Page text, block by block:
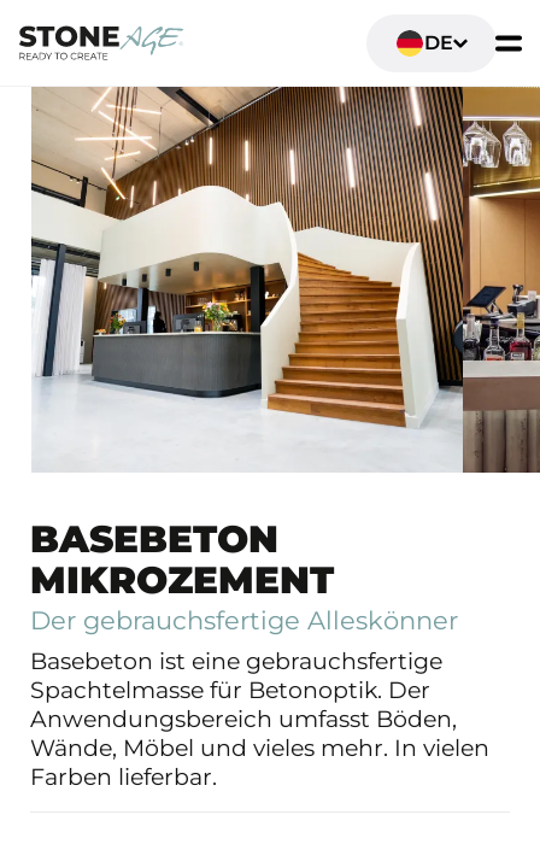
DE
BASEBETON
MIKROZEMENT
Der gebrauchsfertige Alleskönner
Basebeton ist eine gebrauchsfertige
Spachtelmasse für Betonoptik. Der
Anwendungsbereich umfasst Böden,
Wände, Möbel und vieles mehr. In vielen
Farben lieferbar.